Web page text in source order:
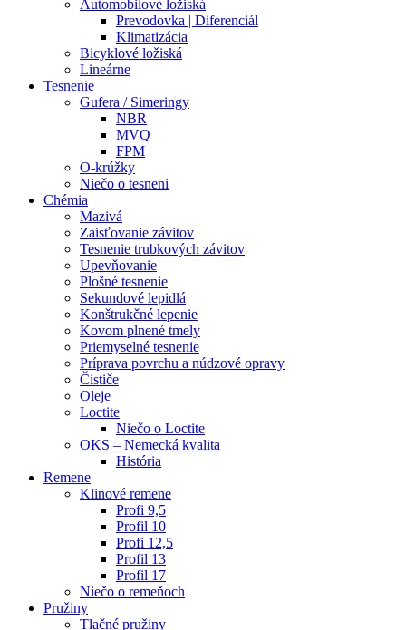
Automobilové ložiská
Prevodovka | Diferenciál
Klimatizácia
Bicyklové ložiská
Lineárne
Tesnenie
Gufera / Simeringy
NBR
MVQ
FPM
O-krúžky
Niečo o tesneni
Chémia
Mazivá
Zaisťovanie závitov
Tesnenie trubkových závitov
Upevňovanie
Plošné tesnenie
Sekundové lepidlá
Konštrukčné lepenie
Kovom plnené tmely
Priemyselné tesnenie
Príprava povrchu a núdzové opravy
Čističe
Oleje
Loctite
Niečo o Loctite
OKS – Nemecká kvalita
História
Remene
Klinové remene
Profi 9,5
Profil 10
Profi 12,5
Profil 13
Profil 17
Niečo o remeňoch
Pružiny
Tlačné pružiny